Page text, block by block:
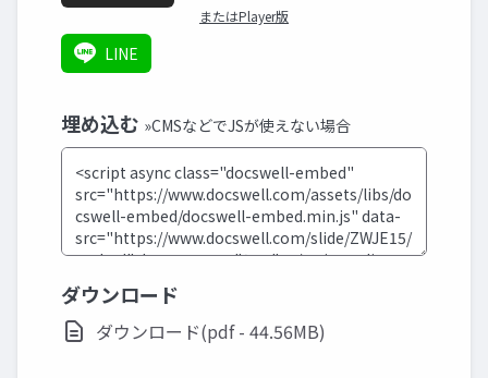
またはPlayer版
LINE
埋め込む »CMSなどでJSが使えない場合
ダウンロード
ダウンロード(pdf - 44.56MB)